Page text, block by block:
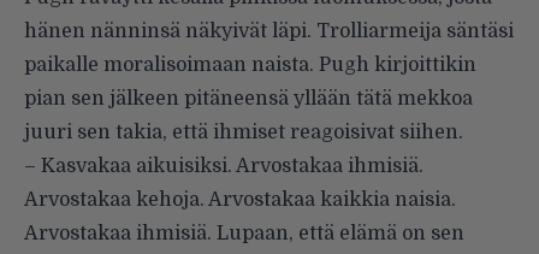
hänen nänninsä näkyivät läpi. Trolliarmeija säntäsi
paikalle moralisoimaan naista. Pugh kirjoittikin
pian sen jälkeen pitäneensä yllään tätä mekkoa
juuri sen takia, että ihmiset reagoisivat siihen.
– Kasvakaa aikuisiksi. Arvostakaa ihmisiä.
Arvostakaa kehoja. Arvostakaa kaikkia naisia.
Arvostakaa ihmisiä. Lupaan, että elämä on sen